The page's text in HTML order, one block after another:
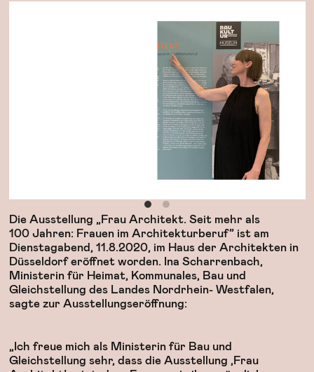
Die Ausstellung „Frau Architekt. Seit mehr als
100 Jahren: Frauen im Architekturberuf” ist am
Dienstagabend, 11.8.2020, im Haus der Architekten in
Düsseldorf eröffnet worden. Ina Scharrenbach,
Ministerin für Heimat, Kommunales, Bau und
Gleichstellung des Landes Nordrhein- Westfalen,
sagte zur Ausstellungseröffnung:
„Ich freue mich als Ministerin für Bau und
Gleichstellung sehr, dass die Ausstellung ,Frau